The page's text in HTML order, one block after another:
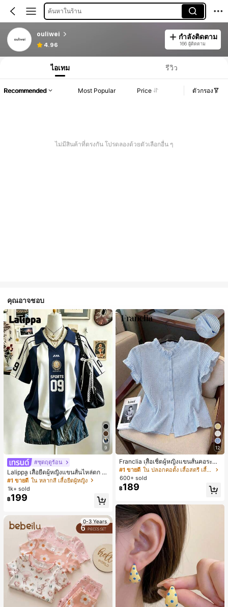
ค้นหาในร้าน
ouliwei
4.96
กำลังติดตาม
166 ผู้ติดตาม
ไอเทม รีวิว
Recommended Most Popular Price ตัวกรอง
ไม่มีสินค้าที่ตรงกัน โปรดลองด้วยตัวเลือกอื่น ๆ
คุณอาจชอบ
9
#ชุดฤดูร้อน
Lalippa เสื้อยืดผู้หญิงแขนสั้นไหล่ตก ค
อวีปกเสื้อ ลายพิมพ์ดิจิทัลลายทาง สไตล์
สปอร์ตแฟชั่นมินิมอล ของขวัญสำหรับเ
พื่อน
#1 ขายดี ใน หลากสี เสื้อยืดผู้หญิง
1k+ sold
฿199
0-3 Years
12
Franclia เสื้อเชิ้ตผู้หญิงแขนสั้นคอระบา
ยกระดุมเดี่ยวลายทาง
#1 ขายดี
ใน ปลอกคอตั้ง เสื้อสตรี เสื้อเบลาส์ & Tee
600+ sold
฿189